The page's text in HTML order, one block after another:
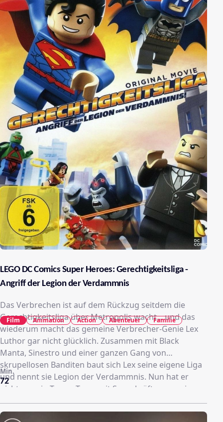
LEGO DC Comics Super Heroes: Gerechtigkeitsliga -
Angriff der Legion der Verdammnis
Das Verbrechen ist auf dem Rückzug seitdem die
Gerechtigkeitsliga über Metropolis wacht... und das
wiederum macht das gemeine Verbrecher-Genie Lex
Luthor gar nicht glücklich. Zusammen mit Black
Manta, Sinestro und einer ganzen Gang von
skrupellosen Banditen baut sich Lex seine eigene Liga
und nennt sie Legion der Verdammnis. Nun hat er
nicht nur ein Terror-Team mit Superkräften an seiner
Seite, sondern auch einen Plan, den höchst geheimen
Regierungsstützpunkt Area 52 anzugreifen – steht Lex
72
Min.
Film Animation Action Abenteuer Familie